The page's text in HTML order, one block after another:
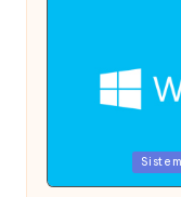
in
Sistem